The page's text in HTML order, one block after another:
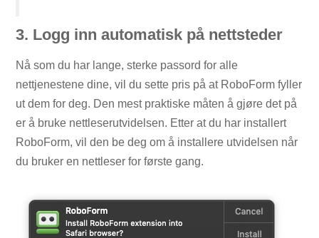
3. Logg inn automatisk på nettsteder
Nå som du har lange, sterke passord for alle
nettjenestene dine, vil du sette pris på at RoboForm fyller
ut dem for deg. Den mest praktiske måten å gjøre det på
er å bruke nettleserutvidelsen. Etter at du har installert
RoboForm, vil den be deg om å installere utvidelsen når
du bruker en nettleser for første gang.